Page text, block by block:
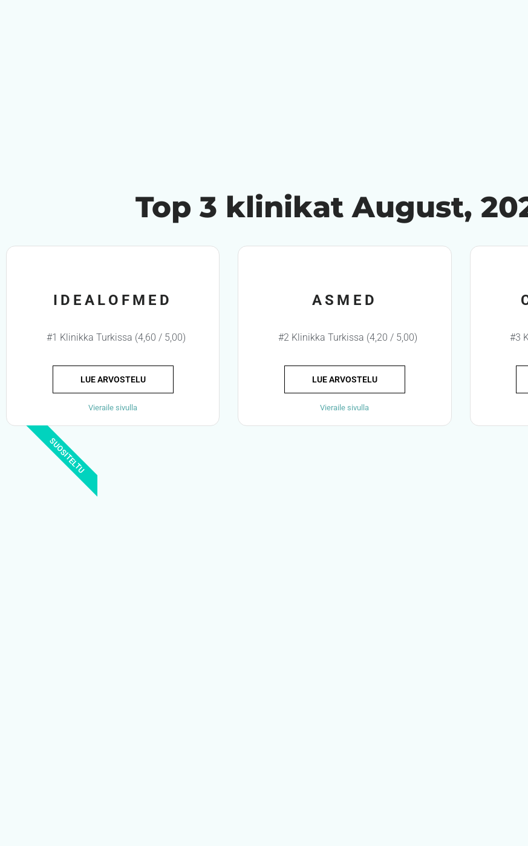
Top 3 klinikat August,
IDEALOFMED
#1 Klinikka Turkissa (4,60 / 5,00)
LUE ARVOSTELU
Vieraile sivulla
SUOSITELTU
ASMED
#2 Klinikka Turkissa (4,20 / 5,00)
LUE ARVOSTELU
Vieraile sivulla
#3